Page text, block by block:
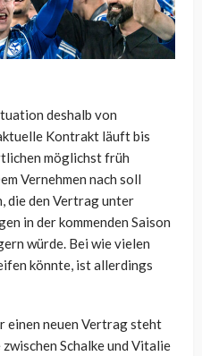
deshalb von
Kontrakt läuft bis
möglichst früh
Vernehmen nach soll
die den Vertrag unter
in der kommenden Saison
würde. Bei wie vielen
könnte, ist allerdings
einen neuen Vertrag steht
Schalke und Vitalie